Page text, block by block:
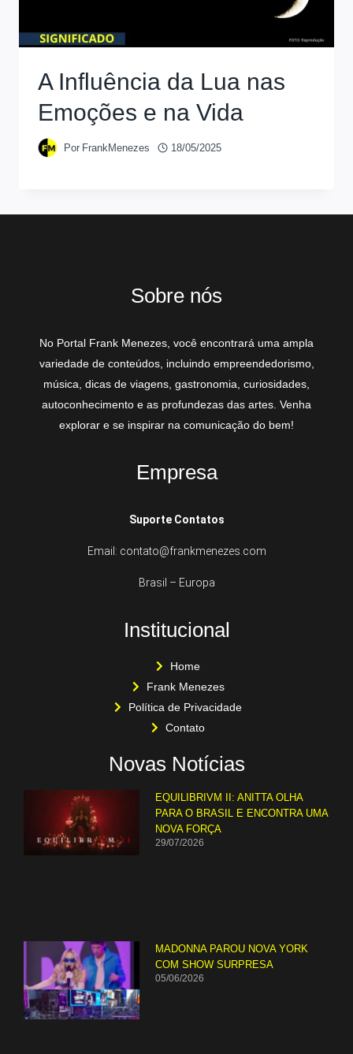
A Influência da Lua nas
Emoções e na Vida
Por FrankMenezes 18/05/2025
Sobre nós
No Portal Frank Menezes, você encontrará uma ampla
variedade de conteúdos, incluindo empreendedorismo,
música, dicas de viagens, gastronomia, curiosidades,
autoconhecimento e as profundezas das artes. Venha
explorar e se inspirar na comunicação do bem!
Empresa
Suporte Contatos
Email: contato@frankmenezes.com
Brasil – Europa
Institucional
Home
Frank Menezes
Política de Privacidade
Contato
Novas Notícias
EQUILIBRIVM II: ANITTA OLHA
PARA O BRASIL E ENCONTRA UMA
NOVA FORÇA
29/07/2026
MADONNA PAROU NOVA YORK
COM SHOW SURPRESA
05/06/2026